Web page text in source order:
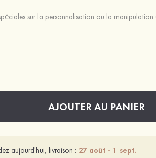
AJOUTER AU PANIER
aujourd'hui, livraison : 27 août - 1 sept.